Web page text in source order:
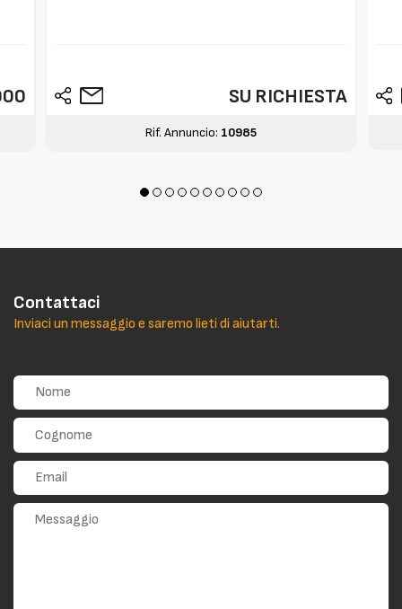
SU RICHIESTA
Rif. Annuncio: 10985
Contattaci
Inviaci un messaggio e saremo lieti di aiutarti.